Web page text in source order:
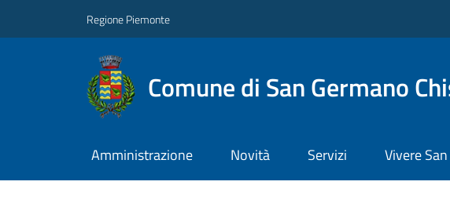
Regione Piemonte
Comune di San Germano
Amministrazione Novità Servizi Vivere